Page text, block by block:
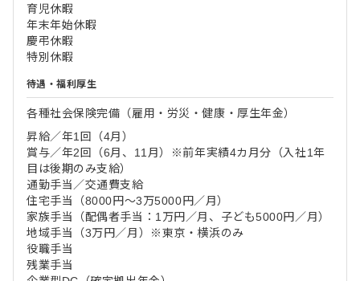
育児休暇
年末年始休暇
慶弔休暇
特別休暇
待遇・福利厚生
各種社会保険完備（雇用・労災・健康・厚生年金）
昇給／年1回（4月）
賞与／年2回（6月、11月）※前年実績4カ月分（入社1年
目は後期のみ支給）
通勤手当／交通費支給
住宅手当（8000円～3万5000円／月）
家族手当（配偶者手当：1万円／月、子ども5000円／月）
地域手当（3万円／月）※東京・横浜のみ
役職手当
残業手当